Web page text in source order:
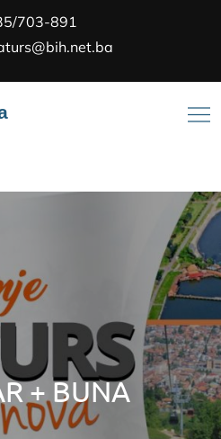
703-891
+ BUNA